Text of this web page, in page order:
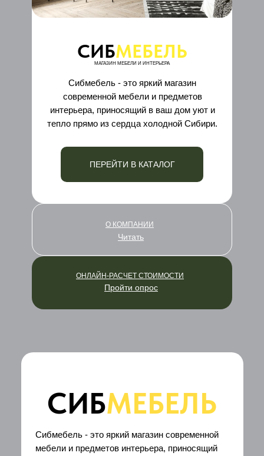
Сибмебель - это яркий магазин
современной мебели и предметов
интерьера, приносящий в ваш дом уют и
тепло прямо из сердца холодной Сибири.
МАГАЗИН МЕБЕЛИ И ИНТЕРЬЕРА
ПЕРЕЙТИ В КАТАЛОГ
О КОМПАНИИ
Читать
ОНЛАЙН-РАСЧЕТ СТОИМОСТИ
Пройти опрос
СИБМЕБЕЛЬ
Сибмебель - это яркий магазин современной
мебели и предметов интерьера, приносящий
СИБМЕБЕЛЬ